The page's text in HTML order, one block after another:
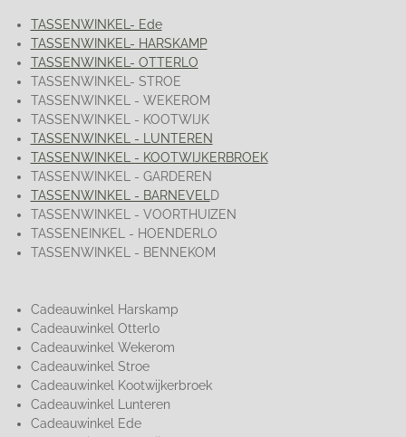
TASSENWINKEL- Ede
TASSENWINKEL- HARSKAMP
TASSENWINKEL- OTTERLO
TASSENWINKEL- STROE
TASSENWINKEL - WEKEROM
TASSENWINKEL - KOOTWIJK
TASSENWINKEL - LUNTEREN
TASSENWINKEL - KOOTWIJKERBROEK
TASSENWINKEL - GARDEREN
TASSENWINKEL - BARNEVEL
D
TASSENWINKEL - VOORTHUIZEN
TASSENEINKEL - HOENDERLO
TASSENWINKEL - BENNEKOM
Cadeauwinkel Harskamp
Cadeauwinkel Otterlo
Cadeauwinkel Wekerom
Cadeauwinkel Stroe
Cadeauwinkel Kootwijkerbroek
Cadeauwinkel Lunteren
Cadeauwinkel Ede